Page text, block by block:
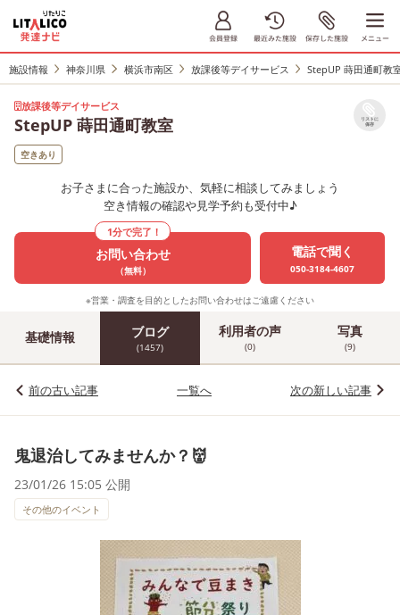
施設情報 神奈川県 横浜市南区 放課後等デイサービス StepUP 蒔田通町教
放課後等デイサービス
StepUP 蒔田通町教室 リストに
保存
空きあり
お子さまに合った施設か、気軽に相談してみましょう
空き情報の確認や見学予約も受付中♪
1分で完了！
お問い合わせ
（無料）
電話で聞く
050-3184-4607
※営業・調査を目的としたお問い合わせはご遠慮ください
基礎情報 ブログ
(1457)
利用者の声
(0)
写真
(9)
前の古い記事 一覧へ 次の新しい記事
鬼退治してみませんか？👹
23/01/26 15:05 公開
その他のイベント